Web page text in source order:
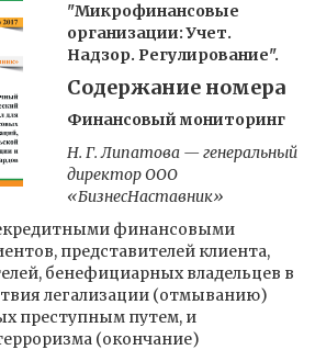
"Микрофинансовые
организации: Учет.
Надзор. Регулирование".
Содержание номера
Финансовый мониторинг
Н. Г. Липатова — генеральный
директор ООО
«БизнесНаставник»
финансовыми
представителей клиента,
бенефициарных владельцев в
легализации (отмыванию)
преступным путем, и
(окончание)